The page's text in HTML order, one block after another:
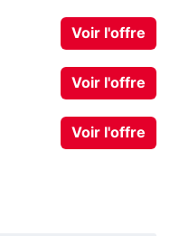
Voir l'offre
Voir l'offre
Voir l'offre